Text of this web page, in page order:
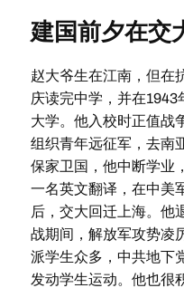
建国前夕在交
赵大爷生在江南，但在
庆读完中学，并在1943
大学。他入校时正值战
组织青年远征军，去南
保家卫国，他中断学业
一名英文翻译，在中美
后，交大回迁上海。他
战期间，解放军攻势凌
派学生众多，中共地下
发动学生运动。他也很